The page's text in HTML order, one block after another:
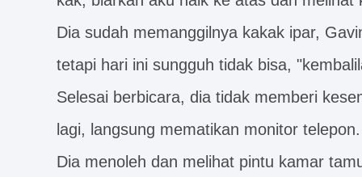
Dia sudah memanggilnya kakak ipar,
tetapi hari ini sungguh tidak bisa,
Selesai berbicara, dia tidak memberi
lagi, langsung mematikan monitor telepon.
Dia menoleh dan melihat pintu kamar